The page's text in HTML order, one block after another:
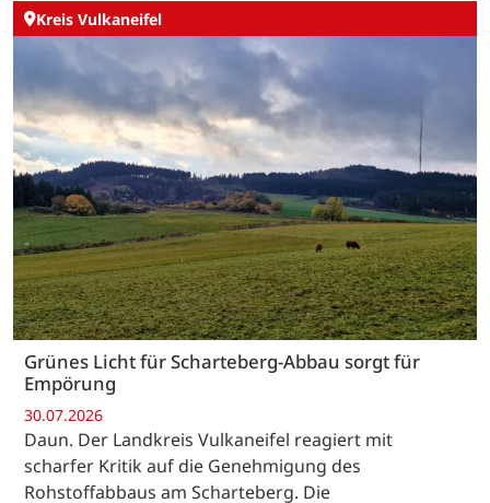
Kreis Vulkaneifel
Grünes Licht für Scharteberg-Abbau sorgt für
Empörung
30.07.2026
Daun. Der Landkreis Vulkaneifel reagiert mit
scharfer Kritik auf die Genehmigung des
Rohstoffabbaus am Scharteberg. Die